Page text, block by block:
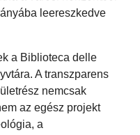
leereszkedve
a Biblioteca delle
A transzparens
nemcsak
az egész projekt
a